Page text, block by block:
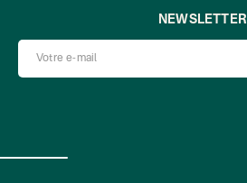
NEWSLETTER